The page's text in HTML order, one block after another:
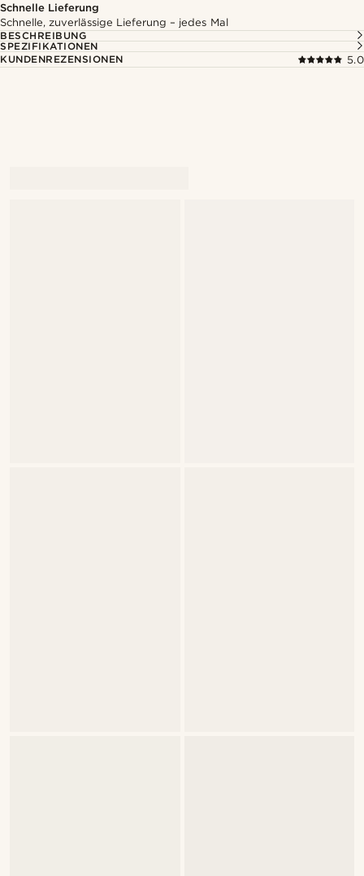
Schnelle Lieferung
Schnelle, zuverlässige Lieferung – jedes Mal
BESCHREIBUNG
SPEZIFIKATIONEN
KUNDENREZENSIONEN
5.0